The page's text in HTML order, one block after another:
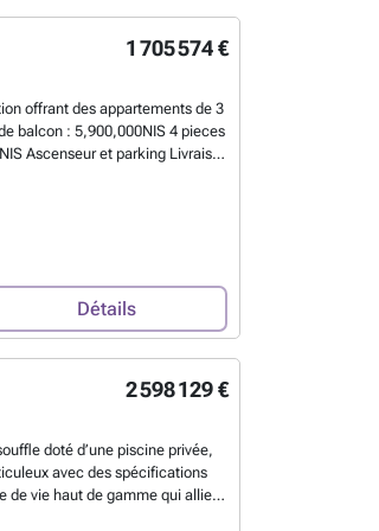
1 705 574 €
offrant des appartements de 3
balcon : 5,900,000NIS 4 pieces
Ascenseur et parking Livraison
NADLAN Frais d'agence
Détails
2 598 129 €
doté d’une piscine privée,
avec des spécifications
de vie haut de gamme qui allie